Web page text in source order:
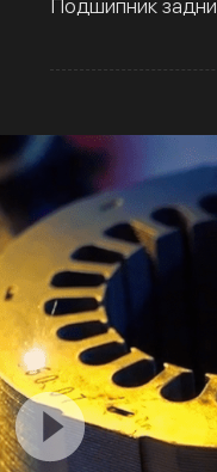
Подшипник задни